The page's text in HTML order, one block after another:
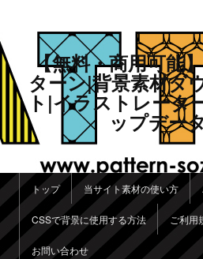
【無料・商用可能
ターン|背景素材ダ
ト|イラストレー
ップデー
メインメニュー
メインコンテンツへ移動
サブコンテンツへ移動
トップ 当サイト素材の使い方
CSSで背景に使用する方法 ご利用
お問い合わせ